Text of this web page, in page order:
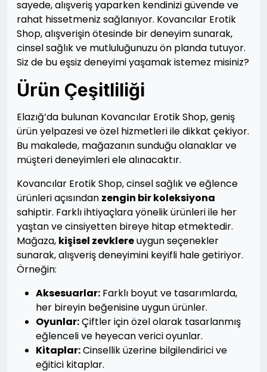
sayede, alışveriş yaparken kendinizi güvende ve
rahat hissetmeniz sağlanıyor. Kovancılar Erotik
Shop, alışverişin ötesinde bir deneyim sunarak,
cinsel sağlık ve mutluluğunuzu ön planda tutuyor.
Siz de bu eşsiz deneyimi yaşamak istemez misiniz?
Ürün Çeşitliliği
Elazığ’da bulunan Kovancılar Erotik Shop, geniş
ürün yelpazesi ve özel hizmetleri ile dikkat çekiyor.
Bu makalede, mağazanın sunduğu olanaklar ve
müşteri deneyimleri ele alınacaktır.
Kovancılar Erotik Shop, cinsel sağlık ve eğlence
ürünleri açısından zengin bir koleksiyona
sahiptir. Farklı ihtiyaçlara yönelik ürünleri ile her
yaştan ve cinsiyetten bireye hitap etmektedir.
Mağaza, kişisel zevklereuygun seçenekler
sunarak, alışveriş deneyimini keyifli hale getiriyor.
Örneğin:
Aksesuarlar: Farklı boyut ve tasarımlarda,
her bireyin beğenisine uygun ürünler.
Oyunlar:Çiftler için özel olarak tasarlanmış
eğlenceli ve heyecan verici oyunlar.
Kitaplar:Cinsellik üzerine bilgilendirici ve
eğitici kitaplar.